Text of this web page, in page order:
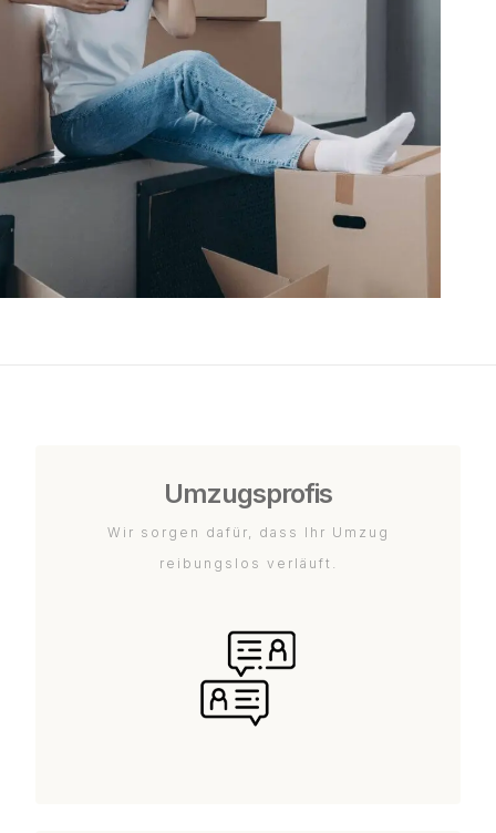
Umzugsprofis
Wir sorgen dafür, dass Ihr Umzug
reibungslos verläuft.